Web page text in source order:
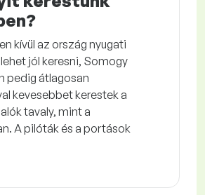
kívül az ország nyugati
jól keresni, Somogy
pedig átlagosan
kevesebbet kerestek a
tavaly, mint a
A pilóták és a portások